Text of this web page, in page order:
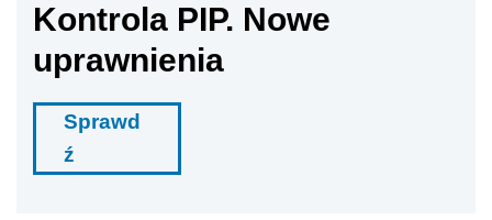
Kontrola PIP. Nowe
uprawnienia
Sprawd
ź